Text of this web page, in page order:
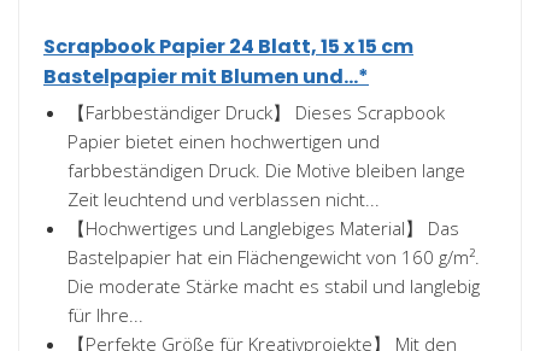
Scrapbook Papier 24 Blatt, 15 x 15 cm
Bastelpapier mit Blumen und...*
【Farbbeständiger Druck】 Dieses Scrapbook
Papier bietet einen hochwertigen und
farbbeständigen Druck. Die Motive bleiben lange
Zeit leuchtend und verblassen nicht...
【Hochwertiges und Langlebiges Material】 Das
Bastelpapier hat ein Flächengewicht von 160 g/m².
Die moderate Stärke macht es stabil und langlebig
für Ihre...
【Perfekte Größe für Kreativprojekte】 Mit den